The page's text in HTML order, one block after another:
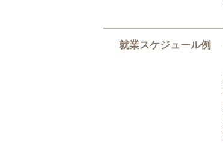
就業スケジュール例